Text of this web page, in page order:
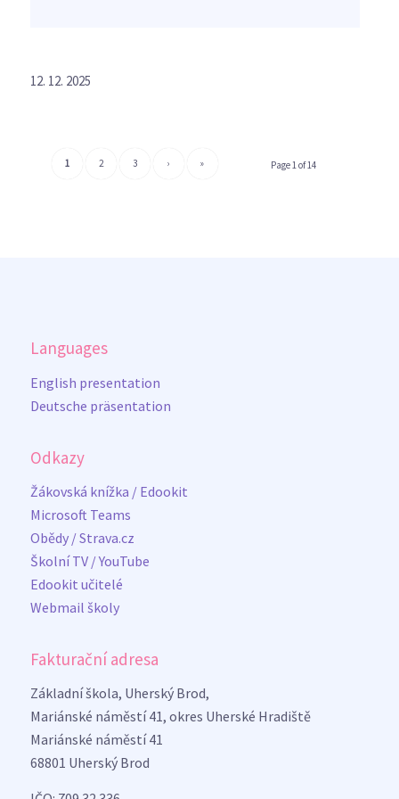
12. 12. 2025
Page 1 of 14
1 2 3 › »
Languages
English presentation
Deutsche präsentation
Odkazy
Žákovská knížka / Edookit
Microsoft Teams
Obědy / Strava.cz
Školní TV / YouTube
Edookit učitelé
Webmail školy
Fakturační adresa
Základní škola, Uherský Brod,
Mariánské náměstí 41, okres Uherské Hradiště
Mariánské náměstí 41
68801 Uherský Brod